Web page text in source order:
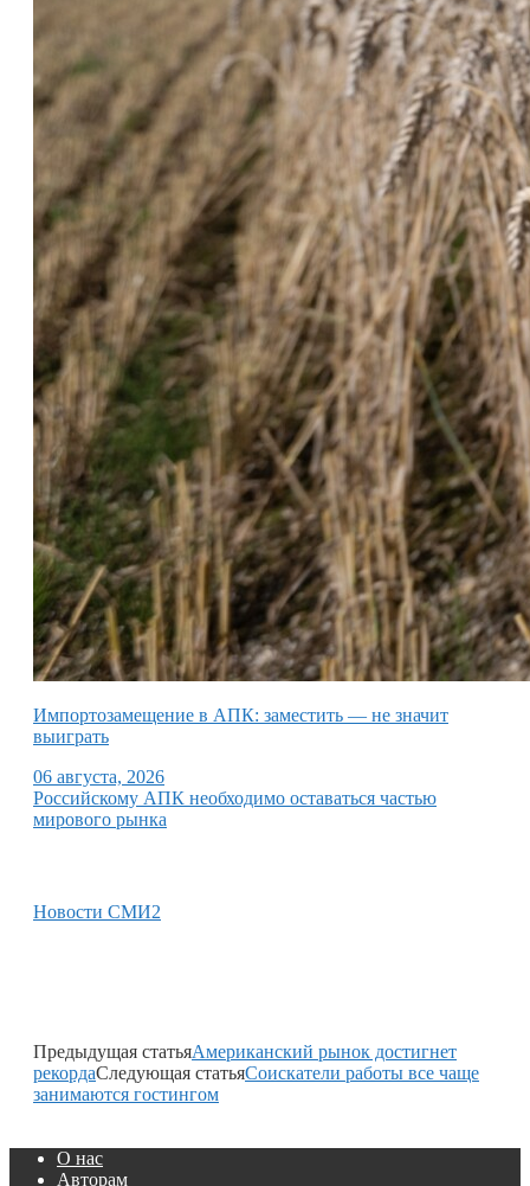
Импортозамещение в АПК: заместить — не значит
выиграть
06 августа, 2026
Российскому АПК необходимо оставаться частью
мирового рынка
Новости СМИ2
Предыдущая статьяАмериканский рынок достигнет
рекордаСледующая статьяСоискатели работы все чаще
занимаются гостингом
О нас
Авторам